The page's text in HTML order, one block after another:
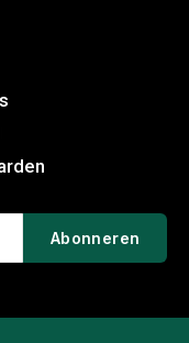
Abonneren